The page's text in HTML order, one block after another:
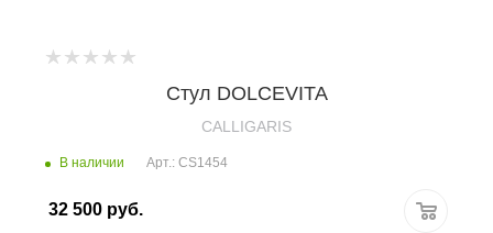
Стул DOLCEVITA
CALLIGARIS
В наличии Арт.: CS1454
32 500 руб.